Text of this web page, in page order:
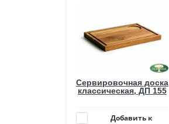
Сервировочная доска
классическая, ДП 155
Добавить к